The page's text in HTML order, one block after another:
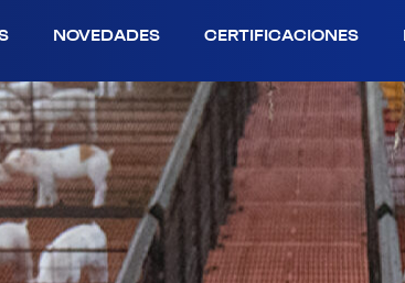
NOVEDADES CERTIFICACIONES